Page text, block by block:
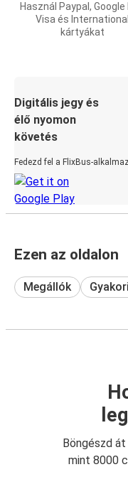
Használ Paypal, Google
Visa és International
kártyákat
Digitális jegy és
élő nyomon
követés
Fedezd fel a FlixBus-
Ezen az oldalon
Megállók
Böngészd
mint 8000